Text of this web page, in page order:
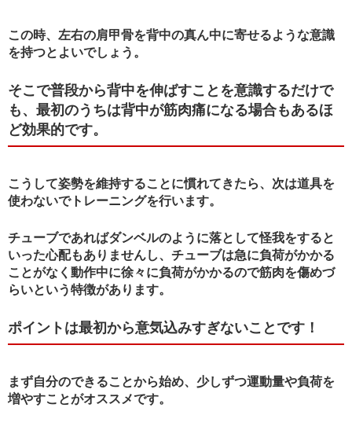
この時、左右の肩甲骨を背中の真ん中に寄せるような意識
を持つとよいでしょう。
そこで普段から背中を伸ばすことを意識するだけで
も、最初のうちは背中が筋肉痛になる場合もあるほ
ど効果的です。
こうして姿勢を維持することに慣れてきたら、次は道具を
使わないでトレーニングを行います。
チューブであればダンベルのように落として怪我をすると
いった心配もありませんし、チューブは急に負荷がかかる
ことがなく動作中に徐々に負荷がかかるので筋肉を傷めづ
らいという特徴があります。
ポイントは最初から意気込みすぎないことです！
まず自分のできることから始め、少しずつ運動量や負荷を
増やすことがオススメです。